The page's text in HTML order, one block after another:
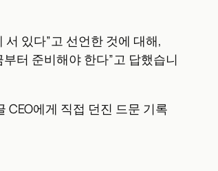
있다”고 선언한 것에 대해,
터 준비해야 한다”고 답했습니
에게 직접 던진 드문 기록